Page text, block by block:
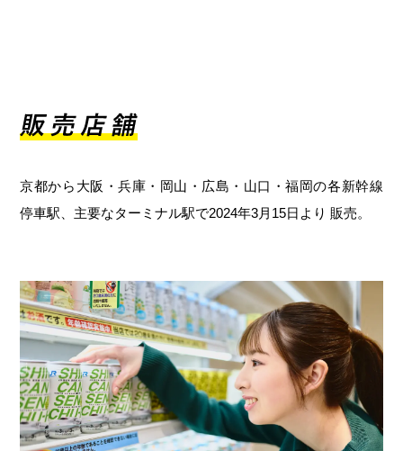
京都から大阪・兵庫・岡山・広島・山口・福岡の各新幹線
停車駅、主要なターミナル駅で2024年3月15日より 販売。